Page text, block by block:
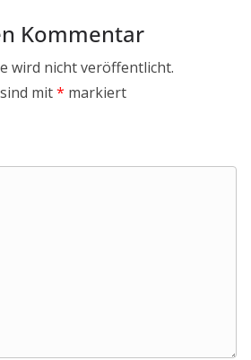
Kommentar
wird nicht veröffentlicht.
mit* markiert